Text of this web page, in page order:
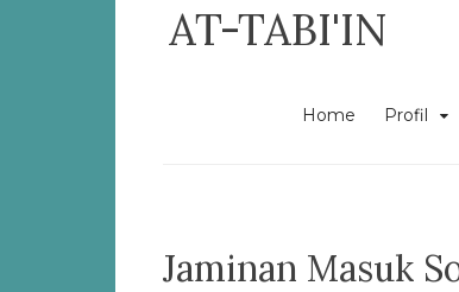
AT-TABI'IN
Home Profil
Jaminan Masuk